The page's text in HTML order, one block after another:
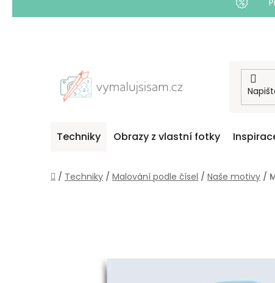
Techniky Obrazy z vlastní fotky
Domů
/ Techniky / Malování podle čísel / Naše motivy /